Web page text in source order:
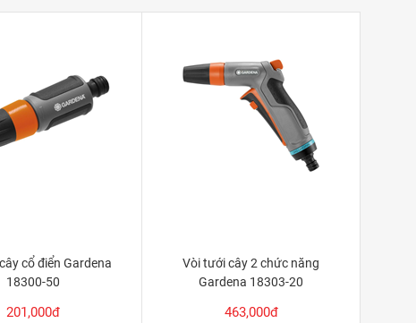
cổ điển Gardena
18300-50
201,000đ
Vòi tưới cây 2 chức năng
Gardena 18303-20
463,000đ